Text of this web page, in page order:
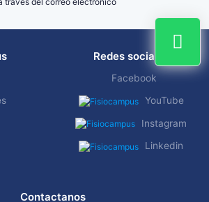
Redes sociales
Facebook
YouTube
Instagram
Linkedin
Contactanos